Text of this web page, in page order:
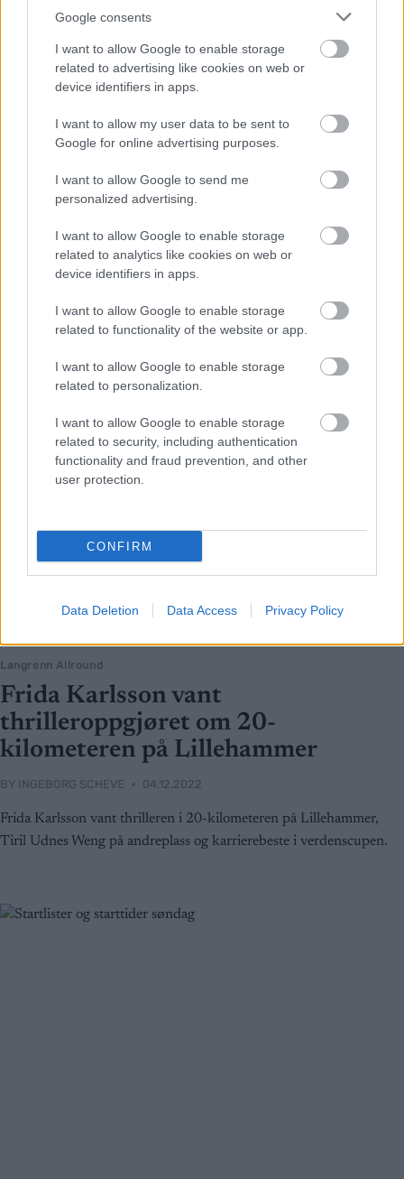
Google consents
I want to allow Google to enable storage
related to advertising like cookies on web or
device identifiers in apps.
I want to allow my user data to be sent to
Google for online advertising purposes.
I want to allow Google to send me
personalized advertising.
I want to allow Google to enable storage
related to analytics like cookies on web or
device identifiers in apps.
I want to allow Google to enable storage
related to functionality of the website or app.
I want to allow Google to enable storage
related to personalization.
I want to allow Google to enable storage
related to security, including authentication
functionality and fraud prevention, and other
user protection.
CONFIRM
Data Deletion Data Access Privacy Policy
Pål Golberg vant 20-kilometeren på
INGEBORG SCHEVE 04.12.2022
nok en norsk storeslem i verdenscupen
Langrenn Allround
Frida Karlsson vant
thrilleroppgjøret om 20-
kilometeren på Lillehammer
BY INGEBORG SCHEVE 04.12.2022
Frida Karlsson vant thrilleren i 20-kilometeren på Lillehammer,
Tiril Udnes Weng på andreplass og karrierebeste i verdenscupen.